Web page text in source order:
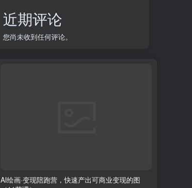
近期评论
您尚未收到任何评论。
AI绘画·变现陪跑营，快速产出可商业变现的图